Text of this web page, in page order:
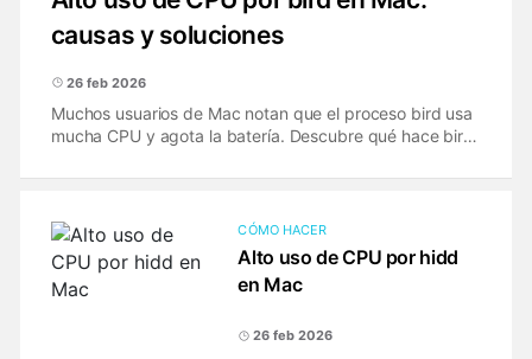
causas y soluciones
26 feb 2026
Muchos usuarios de Mac notan que el proceso bird usa
mucha CPU y agota la batería. Descubre qué hace bird
de sincronización de iCloud Drive.
CÓMO HACER
Alto uso de CPU por hidd
en Mac
26 feb 2026